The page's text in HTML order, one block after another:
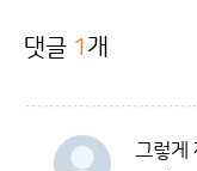
댓글 1 개
그렇게